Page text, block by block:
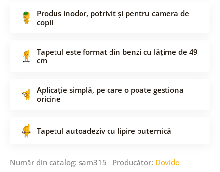
Produs inodor, potrivit și pentru camera de
copii
Tapetul este format din benzi cu lățime de 49
cm
Aplicație simplă, pe care o poate gestiona
oricine
Tapetul autoadeziv cu lipire puternică
Număr din catalog: sam315 Producător: Dovido